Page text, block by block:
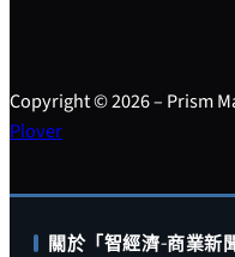
Copyright © 2026 – Prism
Plover
關於「智經濟-商業新